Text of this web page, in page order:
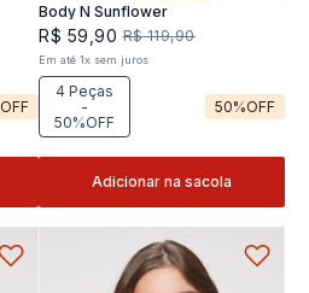
OFF
Body N Sunflower
R$ 59 ,90 R$ 119,90
Em até 1x sem juros
4 Peças
-
50%OFF
50%OFF
Adicionar na sacola